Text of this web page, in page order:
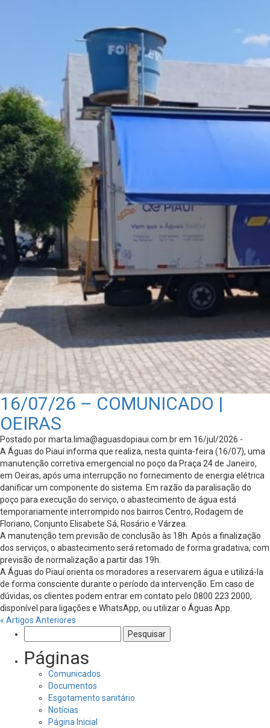
16/07/26 – COMUNICADO |
OEIRAS
Postado pormarta.lima@aguasdopiaui.com.brem 16/jul/2026 -
A Águas do Piauí informa que realiza, nesta quinta-feira (16/07), uma
manutenção corretiva emergencial no poço da Praça 24 de Janeiro,
em Oeiras, após uma interrupção no fornecimento de energia elétrica
danificar um componente do sistema. Em razão da paralisação do
poço para execução do serviço, o abastecimento de água está
temporariamente interrompido nos bairros Centro, Rodagem de
Floriano, Conjunto Elisabete Sá, Rosário e Várzea.
A manutenção tem previsão de conclusão às 18h. Após a finalização
dos serviços, o abastecimento será retomado de forma gradativa, com
previsão de normalização a partir das 19h.
A Águas do Piauí orienta os moradores a reservarem água e utilizá-la
de forma consciente durante o período da intervenção. Em caso de
dúvidas, os clientes podem entrar em contato pelo 0800 223 2000,
disponível para ligações e WhatsApp, ou utilizar o Águas App.
« Artigos Anteriores
por:
Páginas
Comunicados
Documentos
Esgotamento sanitário
Notícias
Página Inicial